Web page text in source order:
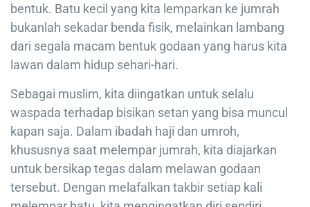
bentuk. Batu kecil yang kita lemparkan ke jumrah
bukanlah sekadar benda fisik, melainkan lambang
dari segala macam bentuk godaan yang harus kita
lawan dalam hidup sehari-hari.
Sebagai muslim, kita diingatkan untuk selalu
waspada terhadap bisikan setan yang bisa muncul
kapan saja. Dalam ibadah haji dan umroh,
khususnya saat melempar jumrah, kita diajarkan
untuk bersikap tegas dalam melawan godaan
tersebut. Dengan melafalkan takbir setiap kali